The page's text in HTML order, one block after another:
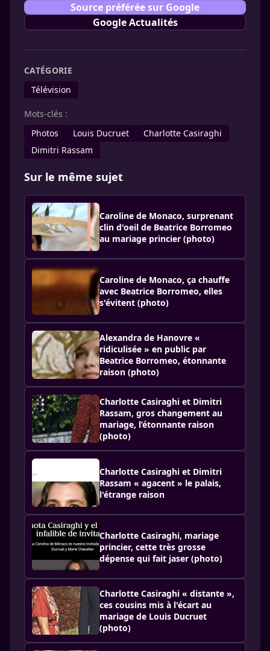
Source préférée sur Google
Google Actualités
CATÉGORIE
Télévision
Mots-clés :
Photos
Louis Ducruet
Charlotte Casiraghi
Dimitri Rassam
Sur le même sujet
Caroline de Monaco, surprenant
clin d'oeil de Beatrice Borromeo
au mariage princier (photo)
Caroline de Monaco, ça chauffe
avec Beatrice Borromeo, elles
s'évitent (photo)
Alexandra de Hanovre «
ridiculisée » en public par
Beatrice Borromeo, étonnante
raison (photo)
Charlotte Casiraghi et Dimitri
Rassam, gros changement au
mariage, l’étonnante raison
(photo)
Charlotte Casiraghi et Dimitri
Rassam « agacent » le palais,
l'étrange raison
Charlotte Casiraghi, mariage
princier, cette très grosse
dépense qui fait jaser (photo)
Charlotte Casiraghi « distante »,
ces cousins mis à l'écart au
mariage de Louis Ducruet
(photo)